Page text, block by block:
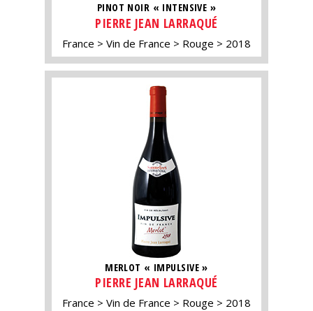
PINOT NOIR « INTENSIVE »
PIERRE JEAN LARRAQUÉ
France Vin de France Rouge 2018
MERLOT « IMPULSIVE »
PIERRE JEAN LARRAQUÉ
France Vin de France Rouge 2018